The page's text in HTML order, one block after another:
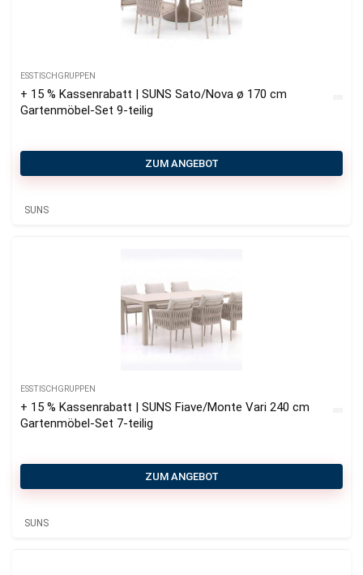
ESSTISCHGRUPPEN
+ 15 % Kassenrabatt | SUNS Sato/Nova ø 170 cm
Gartenmöbel-Set 9-teilig
ZUM ANGEBOT
SUNS
ESSTISCHGRUPPEN
+ 15 % Kassenrabatt | SUNS Fiave/Monte Vari 240 cm
Gartenmöbel-Set 7-teilig
ZUM ANGEBOT
SUNS